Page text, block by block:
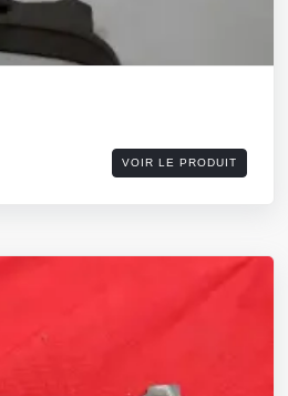
VOIR LE PRODUIT